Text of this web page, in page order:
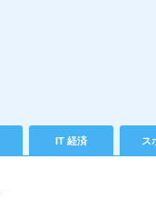
IT 経済 ス